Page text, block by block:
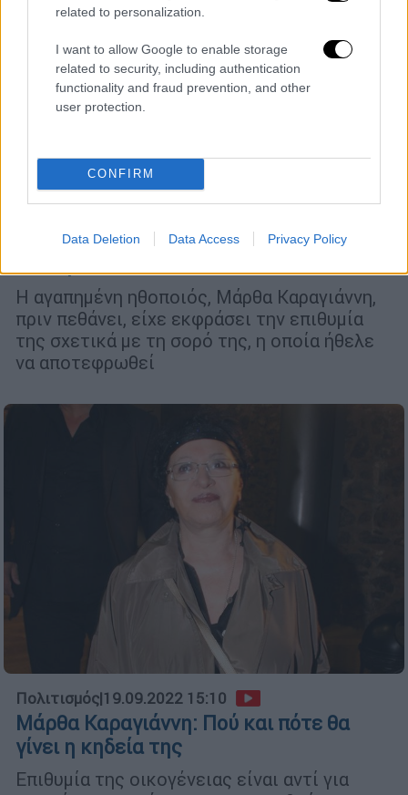
related to personalization.
I want to allow Google to enable storage
related to security, including authentication
functionality and fraud prevention, and other
user protection.
CONFIRM
Data Deletion Data Access Privacy Policy
Πολιτισμός|20.09.2022 13:46
Θρίλερ με τη σορό της Μάρθας
επιτρέπουν την αποτέφρωσή της, όπως
Η αγαπημένη ηθοποιός, Μάρθα Καραγιάννη,
πριν πεθάνει, είχε εκφράσει την επιθυμία
της σχετικά με τη σορό της, η οποία ήθελε
να αποτεφρωθεί
Πολιτισμός|19.09.2022 15:10
Μάρθα Καραγιάννη: Πού και πότε θα
γίνει η κηδεία της
Επιθυμία της οικογένειας είναι αντί για